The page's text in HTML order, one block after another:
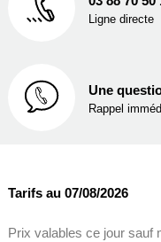
Ligne directe
Une
Rappel
Tarifs au 07/08/2026
Prix valables ce jour sauf